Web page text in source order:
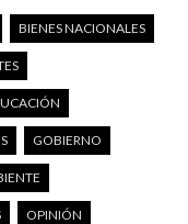
BIENES NACIONALES
GOBIERNO
OPINIÓN